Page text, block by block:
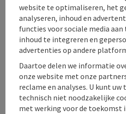
Het Alpenseebad Mondsee biedt
en oud na een compleet nieuw
uitbreiding. Wij verheugen ons op
2024.Mondsee am Mondsee
Telefoon
+43 6232 2203-44
website te optimaliseren, het
analyseren, inhoud en
functies voor sociale media
inhoud te integreren en
advertenties op andere
Daartoe delen we informatie
onze website met onze
reclame en analyses. U kunt
technisch niet noodzakelijke
met werking voor de toekomst